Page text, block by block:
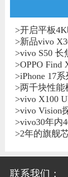
>开启平板
>新品vivo
>vivo S50 长
>OPPO Find
>iPhone 17
>两千块性能
>vivo X100
>vivo Vision
>vivo30年内
>2年的旗舰
联系我们：